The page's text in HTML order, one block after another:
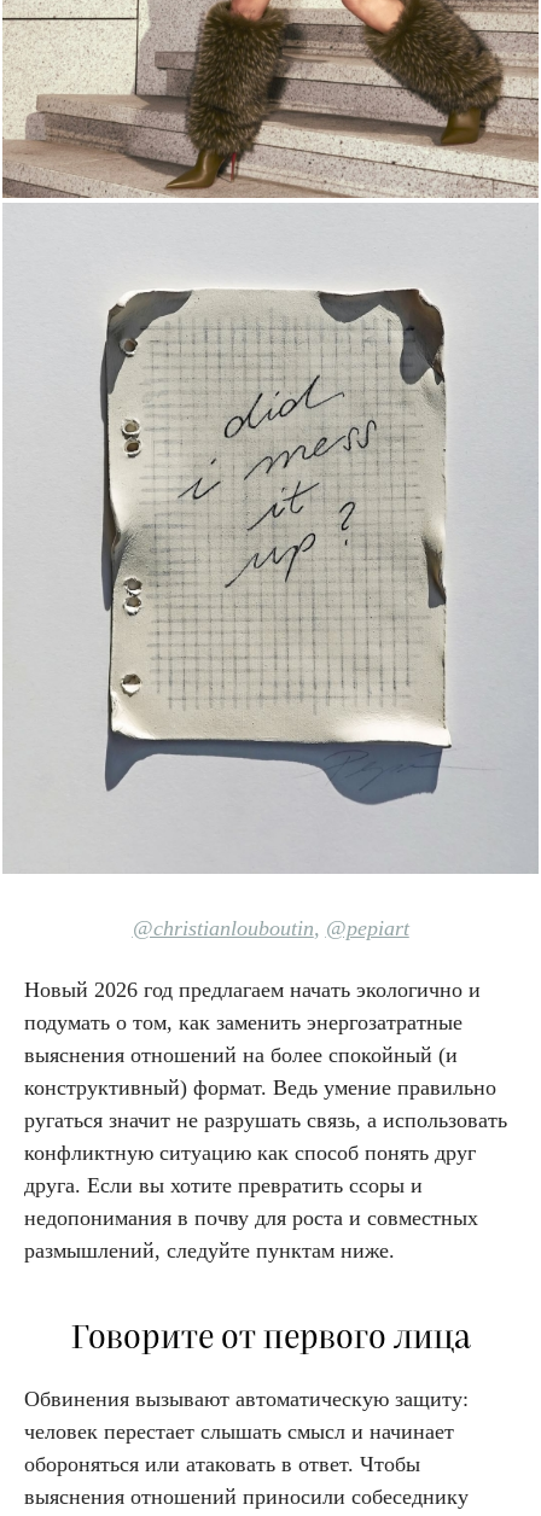
@christianlouboutin, @pepiart
Новый 2026 год предлагаем начать экологично и
подумать о том, как заменить энергозатратные
выяснения отношений на более спокойный (и
конструктивный) формат. Ведь умение правильно
ругаться значит не разрушать связь, а использовать
конфликтную ситуацию как способ понять друг
друга. Если вы хотите превратить ссоры и
недопонимания в почву для роста и совместных
размышлений, следуйте пунктам ниже.
Говорите от первого лица
Обвинения вызывают автоматическую защиту:
человек перестает слышать смысл и начинает
обороняться или атаковать в ответ. Чтобы
выяснения отношений приносили собеседнику